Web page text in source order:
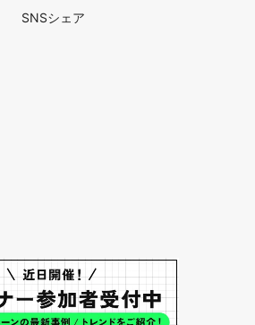
SNSシェア